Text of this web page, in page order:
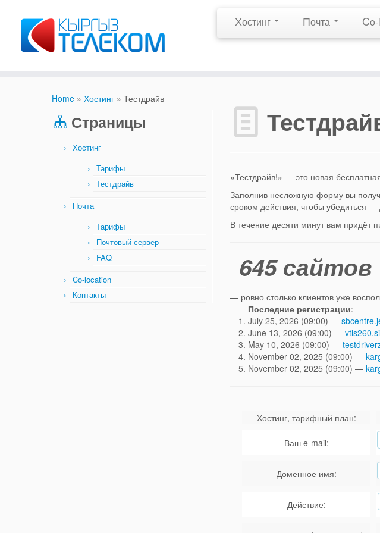
Хостинг Почта C
Home » Хостинг » Тестдрайв
Страницы
Хостинг
Тарифы
Тестдрайв
Почта
Тарифы
Почтовый сервер
FAQ
Co-location
Контакты
«Тестдрайв!» — это новая
Заполнив несложную форму вы
сроком действия, чтобы убедиться —
В течение десяти минут вам придёт
645 сайтов
— ровно столько клиентов уже
Последние регистрации:
July 25, 2026 (09:00) —
June 13, 2026 (09:00) —
May 10, 2026 (09:00) —
November 02, 2025 (09:00) —
November 02, 2025 (09:00) —
Хостинг, тарифный план:
Ваш e-mail:
Доменное имя:
Действие: